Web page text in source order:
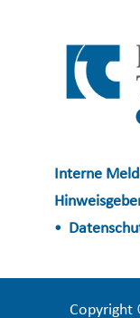
Interne
•
​​​​​​Copyright